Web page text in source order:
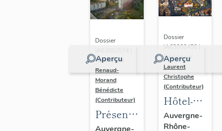
Aperçu
Dossier
Réalisé par
Renaud-
Morand
Bénédicte
(Contributeur)
Présentation
de
Aperçu
Dossier
IA63002450 |
Réalisé par
Laurent
Christophe
(Contributeur)
Hôtel-
Dieu de
Auvergne-
Rhône-